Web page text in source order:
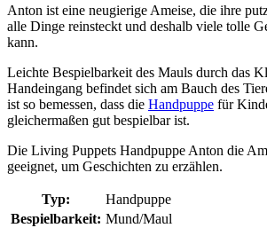
Anton ist eine neugierige Ameise, die ihre
alle Dinge reinsteckt und deshalb viele tolle
kann.
Leichte Bespielbarkeit des Mauls durch das
Handeingang befindet sich am Bauch des
ist so bemessen, dass die Handpuppe für
gleichermaßen gut bespielbar ist.
Die Living Puppets Handpuppe Anton die
geeignet, um Geschichten zu erzählen.
Typ:
Handpuppe
Bespielbarkeit: Mund/Maul